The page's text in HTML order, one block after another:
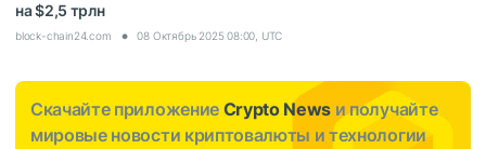
на $2,5 трлн
block-chain24.com 08 Октябрь 2025 08:00, UTC
Скачайте приложение Crypto News и получайте
мировые новости криптовалюты и технологии